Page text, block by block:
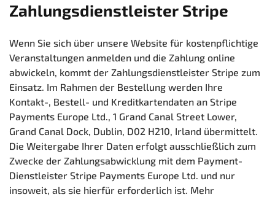
Zahlungsdienstleister Stripe
Wenn Sie sich über unsere Website für kostenpflichtige
Veranstaltungen anmelden und die Zahlung online
abwickeln, kommt der Zahlungsdienstleister Stripe zum
Einsatz. Im Rahmen der Bestellung werden Ihre
Kontakt-, Bestell- und Kreditkartendaten an Stripe
Payments Europe Ltd., 1 Grand Canal Street Lower,
Grand Canal Dock, Dublin, D02 H210, Irland übermittelt.
Die Weitergabe Ihrer Daten erfolgt ausschließlich zum
Zwecke der Zahlungsabwicklung mit dem Payment-
Dienstleister Stripe Payments Europe Ltd. und nur
insoweit, als sie hierfür erforderlich ist. Mehr